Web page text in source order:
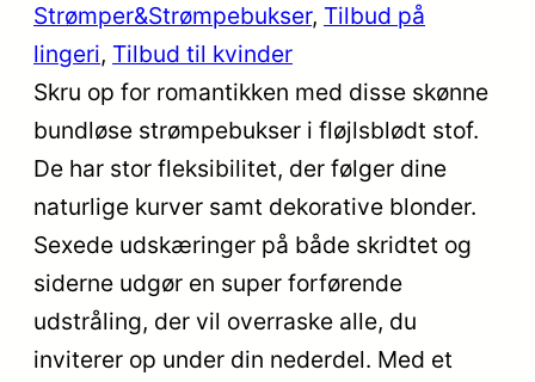
Strømper&Strømpebukser, Tilbud på
lingeri, Tilbud til kvinder
Skru op for romantikken med disse skønne
bundløse strømpebukser i fløjlsblødt stof.
De har stor fleksibilitet, der følger dine
naturlige kurver samt dekorative blonder.
Sexede udskæringer på både skridtet og
siderne udgør en super forførende
udstråling, der vil overraske alle, du
inviterer op under din nederdel. Med et